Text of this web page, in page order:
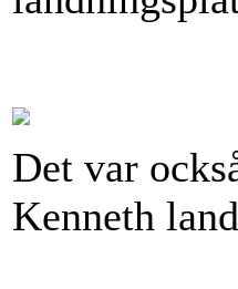
Det var
Kenneth